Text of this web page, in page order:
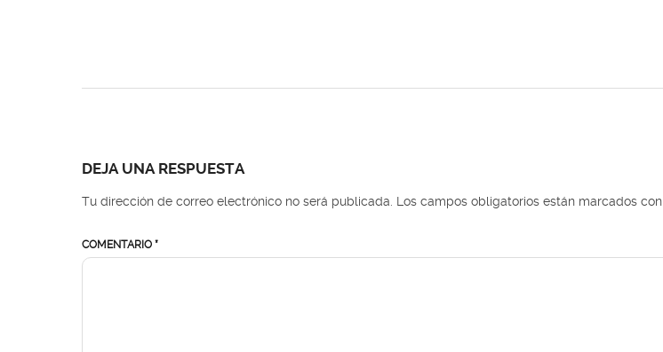
DEJA UNA RESPUESTA
Tu dirección de correo electrónico no será publicada. Los campos obligatorios están marcados con
COMENTARIO *